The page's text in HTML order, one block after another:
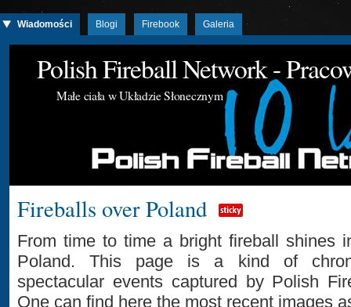
Wiadomości Blogi Firebook Galeria
Polish Fireball Network -
Małe ciała w Układzie Słonecznym
Fireballs over Poland
From time to time a bright fireball shines
Poland. This page is a kind of
spectacular events captured by Polish
One can find here the most recent images